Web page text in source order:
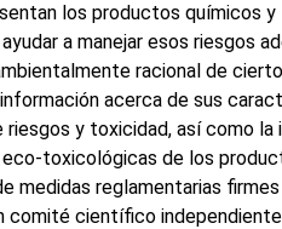
los productos químicos y
a manejar esos riesgos
racional de
acerca de sus
riesgos y toxicidad, así como
toxicológicas de los
medidas reglamentarias
comité científico